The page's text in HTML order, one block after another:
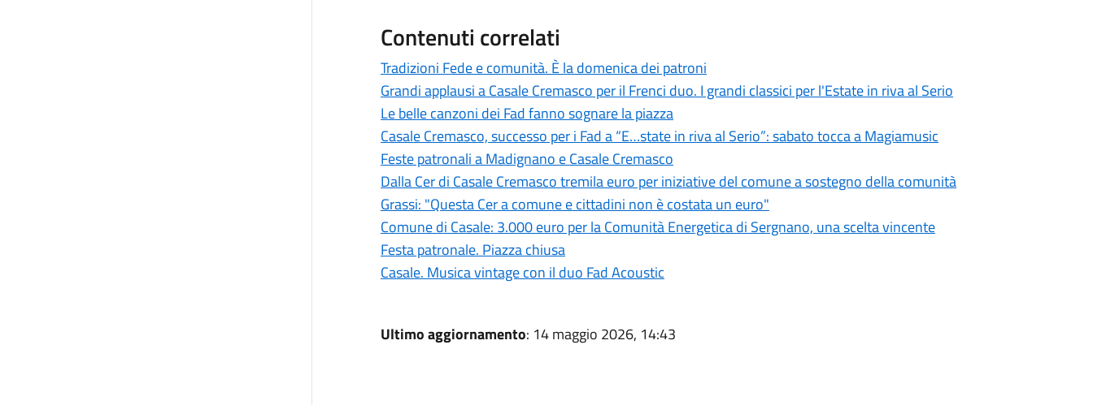
Contenuti correlati
Tradizioni Fede e comunità. È la domenica dei patroni
Grandi applausi a Casale Cremasco per il Frenci duo. I grandi classici per l'Estate in riva al Serio
Le belle canzoni dei Fad fanno sognare la piazza
Casale Cremasco, successo per i Fad a “E…state in riva al Serio”: sabato tocca a Magiamusic
Feste patronali a Madignano e Casale Cremasco
Dalla Cer di Casale Cremasco tremila euro per iniziative del comune a sostegno della comunità
Grassi: "Questa Cer a comune e cittadini non è costata un euro"
Comune di Casale: 3.000 euro per la Comunità Energetica di Sergnano, una scelta vincente
Festa patronale. Piazza chiusa
Casale. Musica vintage con il duo Fad Acoustic
Ultimo aggiornamento: 14 maggio 2026, 14:43